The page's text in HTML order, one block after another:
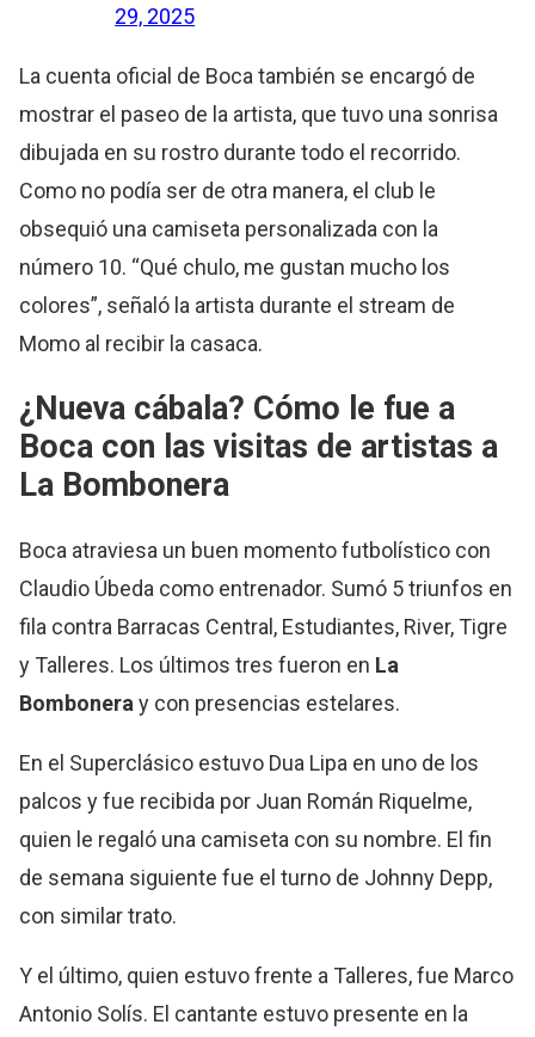
29, 2025
La cuenta oficial de Boca también se encargó de
mostrar el paseo de la artista, que tuvo una sonrisa
dibujada en su rostro durante todo el recorrido.
Como no podía ser de otra manera, el club le
obsequió una camiseta personalizada con la
número 10. “Qué chulo, me gustan mucho los
colores”, señaló la artista durante el stream de
Momo al recibir la casaca.
¿Nueva cábala? Cómo le fue a
Boca con las visitas de artistas a
La Bombonera
Boca atraviesa un buen momento futbolístico con
Claudio Úbeda como entrenador. Sumó 5 triunfos en
fila contra Barracas Central, Estudiantes, River, Tigre
y Talleres. Los últimos tres fueron en La
Bombonera y con presencias estelares.
En el Superclásico estuvo Dua Lipa en uno de los
palcos y fue recibida por Juan Román Riquelme,
quien le regaló una camiseta con su nombre. El fin
de semana siguiente fue el turno de Johnny Depp,
con similar trato.
Y el último, quien estuvo frente a Talleres, fue Marco
Antonio Solís. El cantante estuvo presente en la